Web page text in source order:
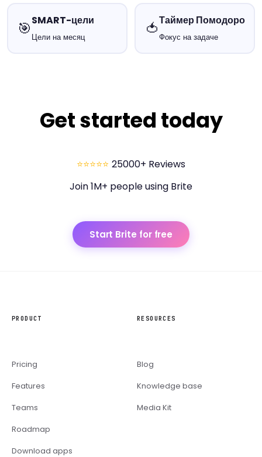
🎯SMART-цели
Цели на месяц 🍅Таймер Помодоро
Фокус на задаче
Get started today
⭐⭐⭐⭐⭐ 25000+ Reviews
Join 1M+ people using Brite
Start Brite for free
PRODUCT
Pricing
Features
Teams
Roadmap
Download apps
RESOURCES
Blog
Knowledge base
Media Kit